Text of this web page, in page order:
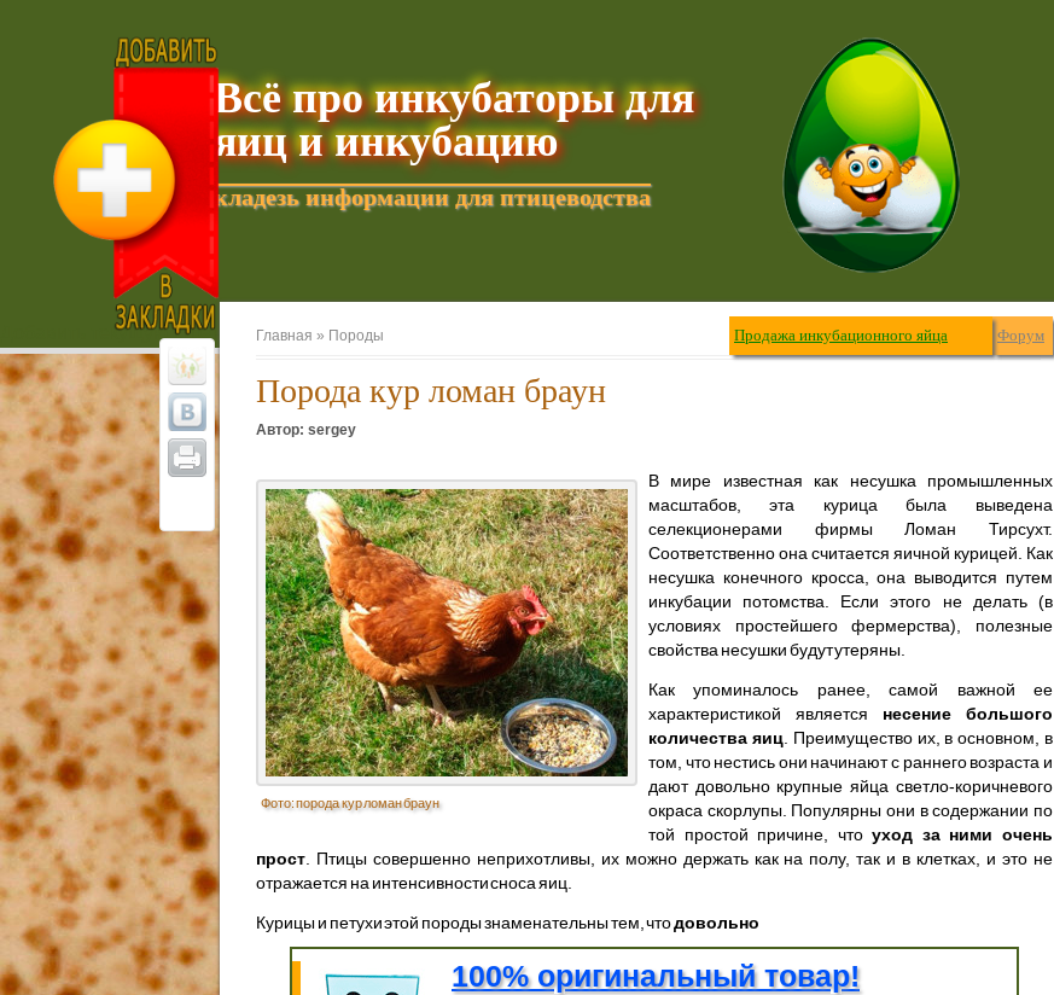
Всё про инкубаторы для
яиц и инкубацию
кладезь информации для птицеводства
Добавить текущую страницу в Избранное Форум
Продажа инкубационного яйца
Главная » Породы
Порода кур ломан браун
Автор: sergey
Фото: порода кур ломан браун
В мире известная как несушка промышленных
масштабов, эта курица была выведена
селекционерами фирмы Ломан Тирсухт.
Соответственно она считается яичной курицей. Как
несушка конечного кросса, она выводится путем
инкубации потомства. Если этого не делать (в
условиях простейшего фермерства), полезные
свойства несушки будут утеряны.
Как упоминалось ранее, самой важной ее
характеристикой является несение большого
количества яиц. Преимущество их, в основном, в
том, что нестись они начинают с раннего возраста и
дают довольно крупные яйца светло-коричневого
окраса скорлупы. Популярны они в содержании по
той простой причине, чтоуход за ними очень
прост . Птицы совершенно неприхотливы, их можно держать как на полу, так и в клетках, и это не
отражается на интенсивности сноса яиц.
Курицы и петухи этой породы знаменательны тем, чтодовольно
100% оригинальный товар!